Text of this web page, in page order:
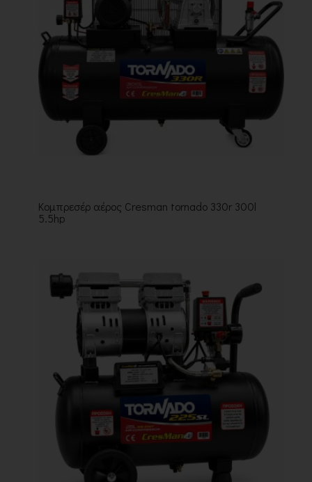
Κομπρεσέρ αέρος Cresman tornado 330r 300l
5.5hp